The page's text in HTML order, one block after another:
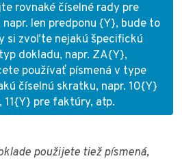
rovnaké číselné rady pre
len predponu {Y}, bude to
si zvoľte nejakú špecifickú
dokladu, napr. ZA{Y},
používať písmená v type
číselnú skratku, napr. 10{Y}
pre faktúry, atp.
použijete tiež písmená,